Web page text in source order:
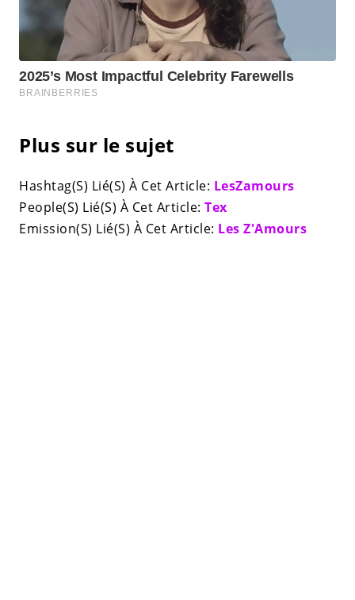
Plus sur le sujet
Hashtag(S) Lié(S) À Cet Article: LesZamours
People(S) Lié(S) À Cet Article: Tex
Emission(S) Lié(S) À Cet Article: Les Z'Amours